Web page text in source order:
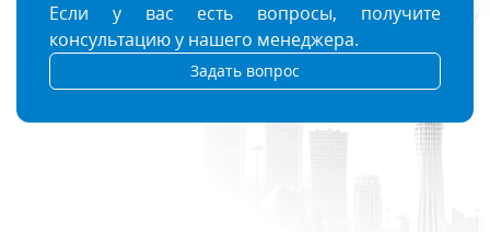
Если у вас есть вопросы, получите
консультацию у нашего менеджера.
Задать вопрос